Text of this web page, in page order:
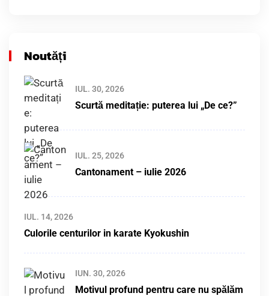
Noutăți
IUL. 30, 2026
Scurtă meditație: puterea lui „De ce?”
IUL. 25, 2026
Cantonament – iulie 2026
IUL. 14, 2026
Culorile centurilor in karate Kyokushin
IUN. 30, 2026
Motivul profund pentru care nu spălăm